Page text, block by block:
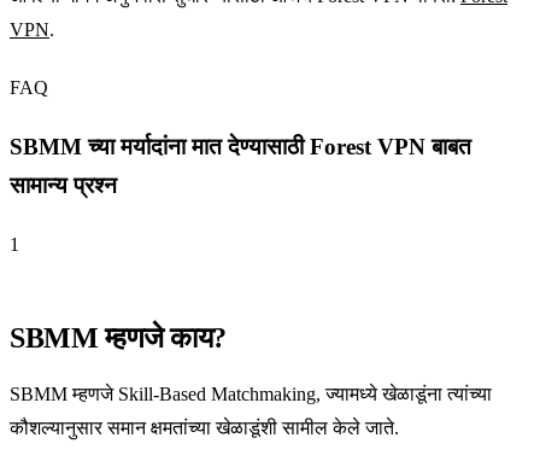
VPN.
FAQ
SBMM च्या मर्यादांना मात देण्यासाठी Forest VPN बाबत
सामान्य प्रश्न
1
SBMM म्हणजे काय?
SBMM म्हणजे Skill-Based Matchmaking, ज्यामध्ये खेळाडूंना त्यांच्या
कौशल्यानुसार समान क्षमतांच्या खेळाडूंशी सामील केले जाते.